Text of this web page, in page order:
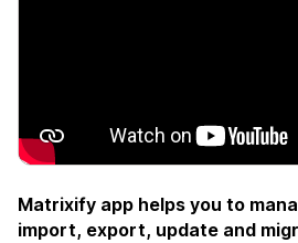
Matrixify app helps you to
import, export, update and